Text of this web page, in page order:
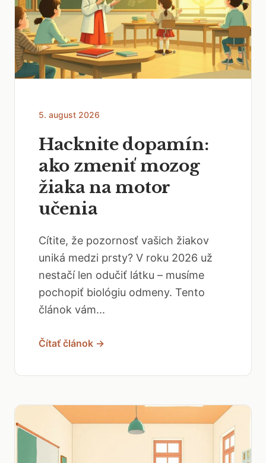
5. august 2026
Hacknite dopamín:
ako zmeniť mozog
žiaka na motor
učenia
Cítite, že pozornosť vašich žiakov
uniká medzi prsty? V roku 2026 už
nestačí len odučiť látku – musíme
pochopiť biológiu odmeny. Tento
článok vám...
Čítať článok →